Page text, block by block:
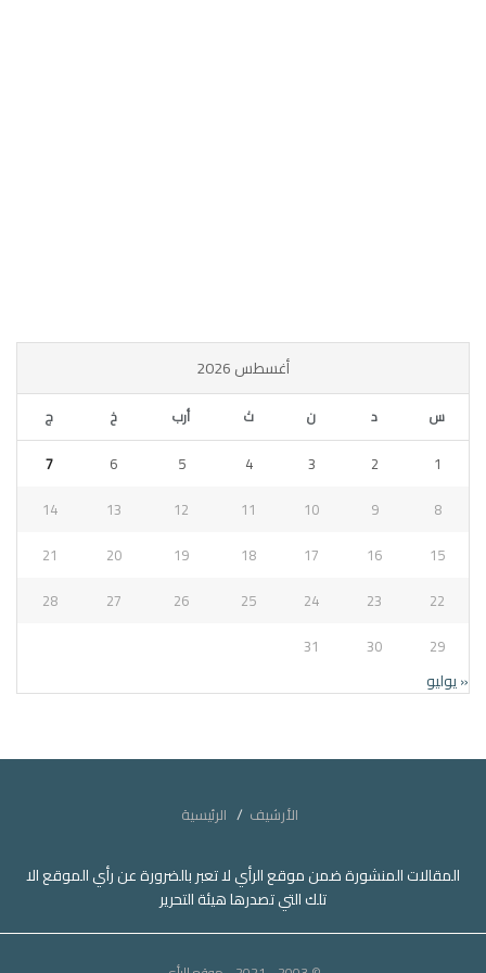
أغسطس 2026
س د ن ث أرب خ ج
1
2
3
4
5
6
7
8
9
10
11
12
13
14
15
16
17
18
19
20
21
22
23
24
25
26
27
28
29
30
31
« يوليو
الأرشيف الرئيسية
المقالات المنشورة ضمن موقع الرأي لا تعبر بالضرورة عن رأي الموقع الا
تلك التي تصدرها هيئة التحرير